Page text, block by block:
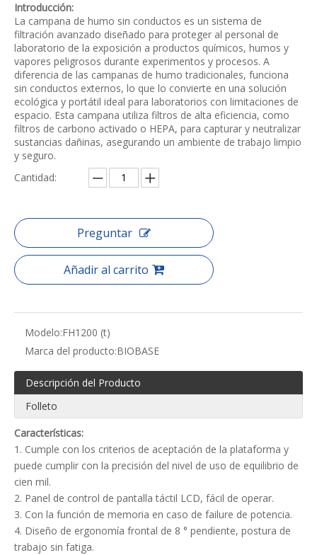
Introducción:
La campana de humo sin conductos es un sistema de
filtración avanzado diseñado para proteger al personal de
laboratorio de la exposición a productos químicos, humos y
vapores peligrosos durante experimentos y procesos. A
diferencia de las campanas de humo tradicionales, funciona
sin conductos externos, lo que lo convierte en una solución
ecológica y portátil ideal para laboratorios con limitaciones de
espacio. Esta campana utiliza filtros de alta eficiencia, como
filtros de carbono activado o HEPA, para capturar y neutralizar
sustancias dañinas, asegurando un ambiente de trabajo limpio
y seguro.
Cantidad:
Preguntar
Añadir al carrito
Modelo:FH1200 (t)
Marca del producto:BIOBASE
Descripción del Producto
Folleto
Características:
1. Cumple con los criterios de aceptación de la plataforma y
puede cumplir con la precisión del nivel de uso de equilibrio de
cien mil.
2. Panel de control de pantalla táctil LCD, fácil de operar.
3. Con la función de memoria en caso de failure de potencia.
4. Diseño de ergonomía frontal de 8 ° pendiente, postura de
trabajo sin fatiga.